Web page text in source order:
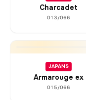
Charcadet
013/066
JAPANS
Armarouge ex
015/066